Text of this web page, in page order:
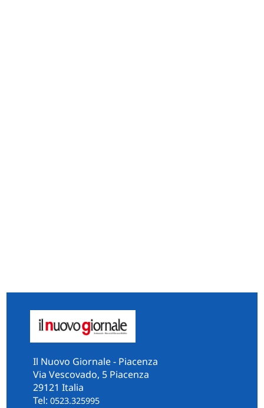
Il Nuovo Giornale - Piacenza
Via Vescovado, 5 Piacenza
29121 Italia
Tel: 0523.325995